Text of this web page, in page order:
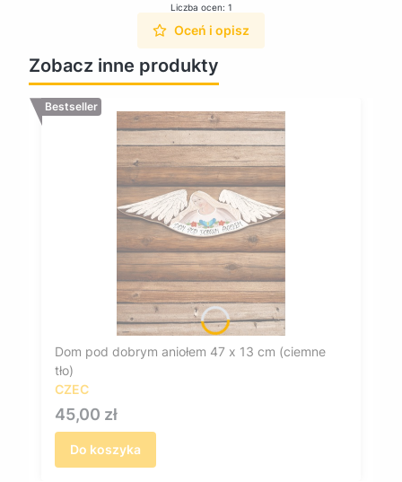
Liczba ocen: 1
Oceń i opisz
Zobacz inne produkty
Bestseller
Dom pod dobrym aniołem 47 x 13 cm (ciemne
tło)
CZEC
Cena
45,00 zł
Do koszyka